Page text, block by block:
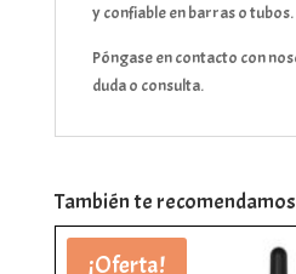
y confiable en barras o tubos.
Póngase en contacto con
duda o consulta.
También te
¡Oferta!